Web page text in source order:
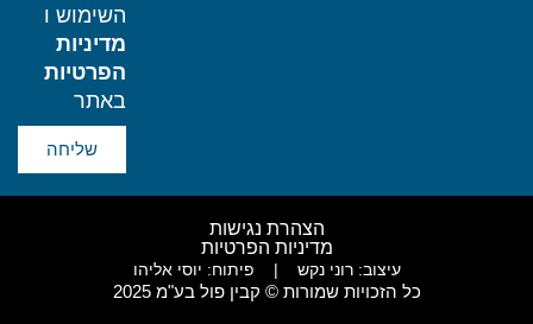
השימוש ו
מדיניות
הפרטיות
באתר
שליחה
כל הזכויות שמורות © קבין פול בע"מ 2025
הצהרת נגישות
מדיניות הפרטיות
עיצוב: רוני נקש | פיתוח: יוסי אליהו